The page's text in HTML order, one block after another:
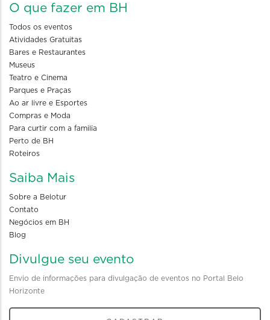
O que fazer em BH
Todos os eventos
Atividades Gratuitas
Bares e Restaurantes
Museus
Teatro e Cinema
Parques e Praças
Ao ar livre e Esportes
Compras e Moda
Para curtir com a familia
Perto de BH
Roteiros
Saiba Mais
Sobre a Belotur
Contato
Negócios em BH
Blog
Divulgue seu evento
Envio de informações para divulgação de eventos no Portal Belo
Horizonte